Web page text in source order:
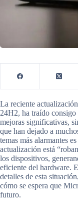
La reciente
24H2, ha traído consigo
mejoras significativas,
que han dejado a
temas más alarmantes
actualización está
los dispositivos,
eficiente del hardware.
detalles de esta
cómo se espera que
futuro.